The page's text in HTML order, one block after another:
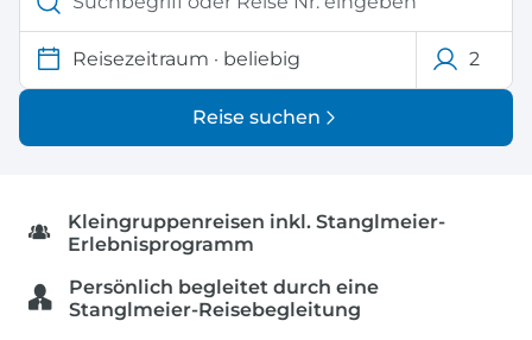
Reisezeitraum · beliebig 2
Reise suchen
Kleingruppenreisen inkl. Stanglmeier-
Erlebnisprogramm
Persönlich begleitet durch eine
Stanglmeier-Reisebegleitung